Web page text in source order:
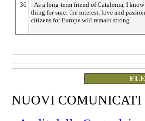
36
- As a long-term friend of Catalonia, I know
thing for sure: the interest, love and
citizens for Europe will remain strong.
NUOVI COMUNICATI